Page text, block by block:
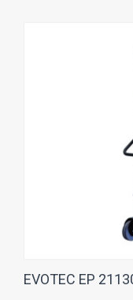
EVOTEC EP